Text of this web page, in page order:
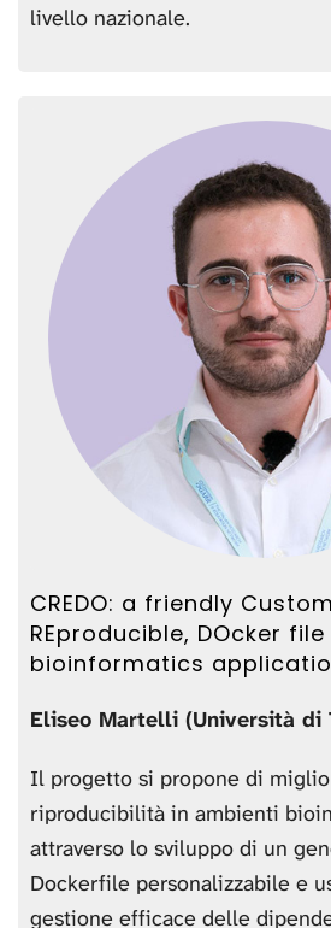
livello nazionale.
CREDO: a friendly
REproducible, DOcker
bioinformatics
Eliseo Martelli (Università di
Il progetto si propone di
riproducibilità in ambienti
attraverso lo sviluppo di un
Dockerfile personalizzabile e
gestione efficace delle